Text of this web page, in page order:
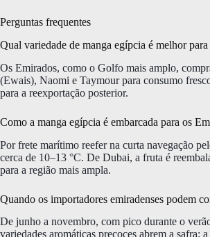
Perguntas frequentes
Qual variedade de manga egípcia é melhor
Os Emirados, como o Golfo mais amplo,
(Ewais), Naomi e Taymour para consumo
para a reexportação posterior.
Como a manga egípcia é embarcada para os
Por frete marítimo reefer na curta navegação
cerca de 10–13 °C. De Dubai, a fruta é
para a região mais ampla.
Quando os importadores emiradenses podem
De junho a novembro, com pico durante o
variedades aromáticas precoces abrem a safra;